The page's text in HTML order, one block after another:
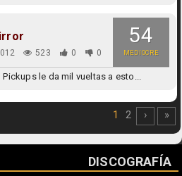
54
MEDIOCRE
523 0 0
le da mil vueltas a esto...
1 2 › »
DISCOGRAFÍA